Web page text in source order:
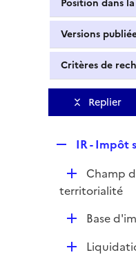
Position dans
Versions
Critères de
Replier
p
l
i
e
r
IR - Impôt
D
é
Champ
territorialité
DBase
D